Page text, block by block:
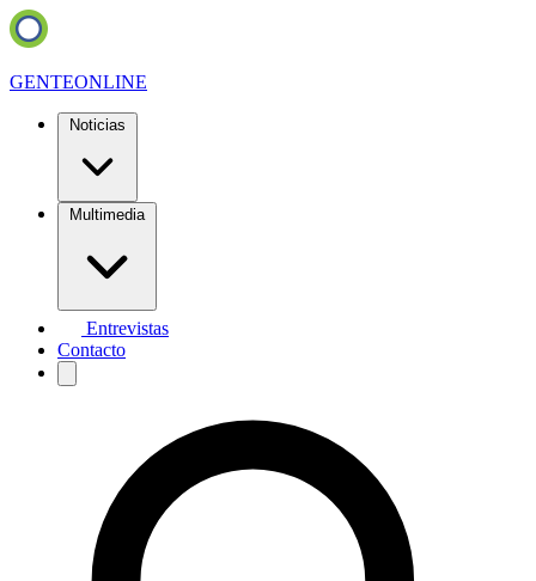
GENTEONLINE
Noticias
Multimedia
Entrevistas
Contacto